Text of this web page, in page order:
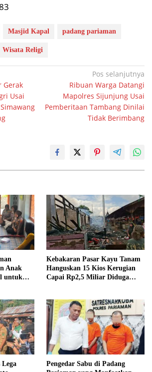
Masjid Kapal padang pariaman
Wisata Religi
Gerak
Usai
Pos selanjutnya
Ribuan Warga Datangi
Mapolres Sijunjung Usai
Pemberitaan Tambang Dinilai
Tidak Berimbang
Anak
untuk
Kebakaran Pasar Kayu Tanam
Hanguskan 15 Kios Kerugian
Capai Rp2,5 Miliar Diduga
Lega
Pengedar Sabu di Padang